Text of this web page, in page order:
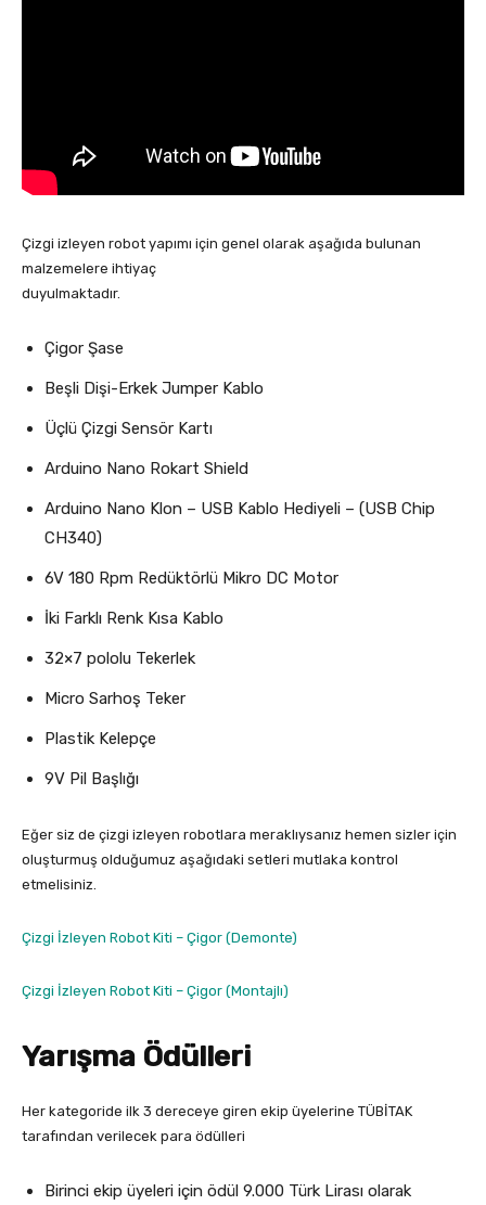
Çizgi izleyen robot yapımı için genel olarak aşağıda bulunan
malzemelere ihtiyaç
duyulmaktadır.
Çigor Şase
Beşli Dişi-Erkek Jumper Kablo
Üçlü Çizgi Sensör Kartı
Arduino Nano Rokart Shield
Arduino Nano Klon – USB Kablo Hediyeli – (USB Chip
CH340)
6V 180 Rpm Redüktörlü Mikro DC Motor
İki Farklı Renk Kısa Kablo
32×7 pololu Tekerlek
Micro Sarhoş Teker
Plastik Kelepçe
9V Pil Başlığı
Eğer siz de çizgi izleyen robotlara meraklıysanız hemen sizler için
oluşturmuş olduğumuz aşağıdaki setleri mutlaka kontrol
etmelisiniz.
Çizgi İzleyen Robot Kiti – Çigor (Demonte)
Çizgi İzleyen Robot Kiti – Çigor (Montajlı)
Yarışma Ödülleri
Her kategoride ilk 3 dereceye giren ekip üyelerine TÜBİTAK
tarafından verilecek para ödülleri
Birinci ekip üyeleri için ödül 9.000 Türk Lirası olarak